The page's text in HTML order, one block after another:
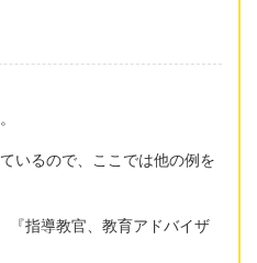
いるので、ここでは他の例を
指導教官、教育アドバイザ